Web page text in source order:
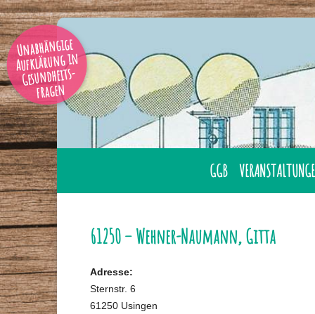
Unabhängige
Aufklärung in
Gesundheits-
fragen
GGB
LAHNSTEIN
61250 – Wehner-Naumann, Gitta
Adresse:
Sternstr. 6
61250 Usingen